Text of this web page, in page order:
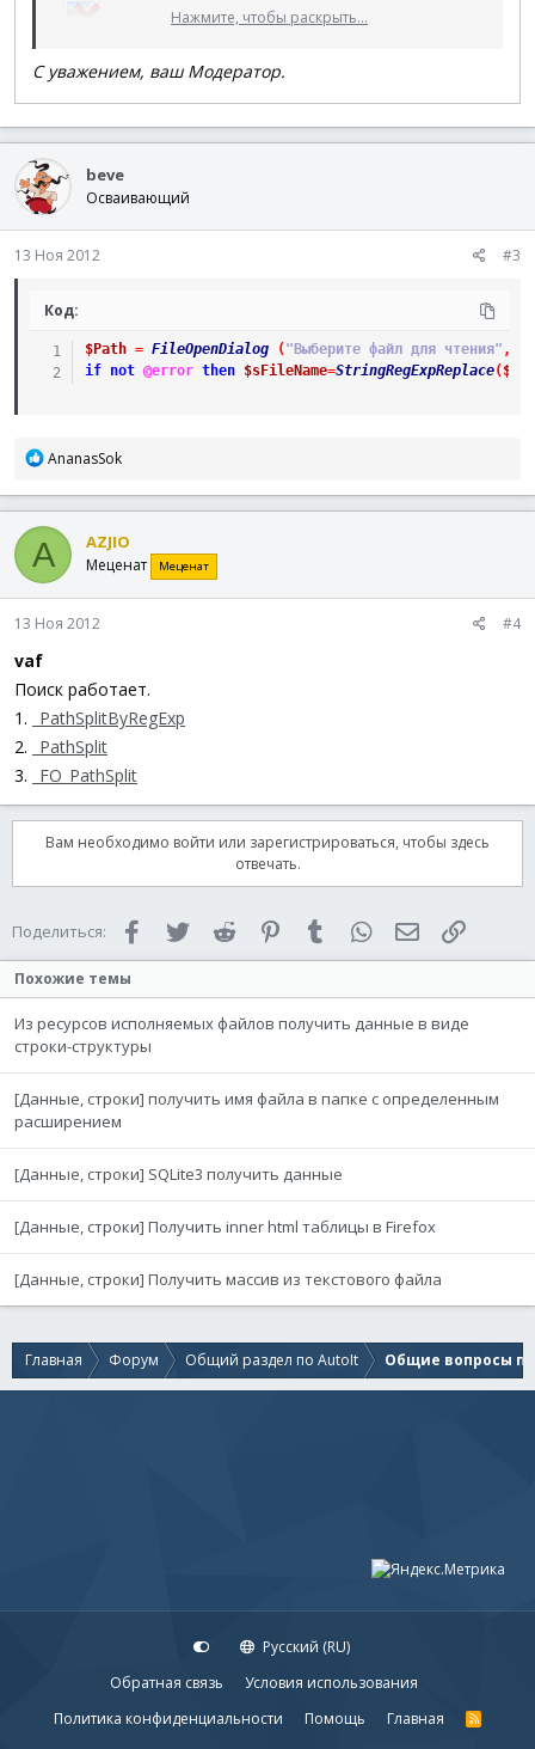
подробнее), там где это поддерживается
короткое и эргономичное сообщение привлекает
больше внимания, и шансы на получение конкретного
ответа увеличиваются.
Нажмите, чтобы раскрыть...
С уважением, ваш Модератор.
beve
Осваивающий
13 Ноя 2012 #3
Код:
$Path = FileOpenDialog ( "Выберите файл для чтения" ,
if
not @error then $sFileName=StringRegExpReplace(
Р
а
к
ц
и
и
AnanasSok
A AZJIO
Меценат Меценат
13 Ноя 2012 #4
vaf
Поиск работает.
1.
_PathSplitByRegExp
2.
_PathSplit
3.
_FO_PathSplit
Вам необходимо войти или зарегистрироваться, чтобы здесь
отвечать.
Поделиться: FacebookTwitter Reddit PinterestTumblr WhatsAppЭлектронная
Похожие темы
Из ресурсов исполняемых файлов получить данные в виде
строки-структуры
[Данные, строки] получить имя файла в папке с определенным
расширением
[Данные, строки] SQLite3 получить данные
[Данные, строки] Получить inner html таблицы в Firefox
[Данные, строки] Получить массив из текстового файла
Главная Форум Общий раздел по AutoIt Общие вопросы
Русский (RU)
Обратная связь
Условия использования
Политика конфиденциальности
Помощь Главная
R
S